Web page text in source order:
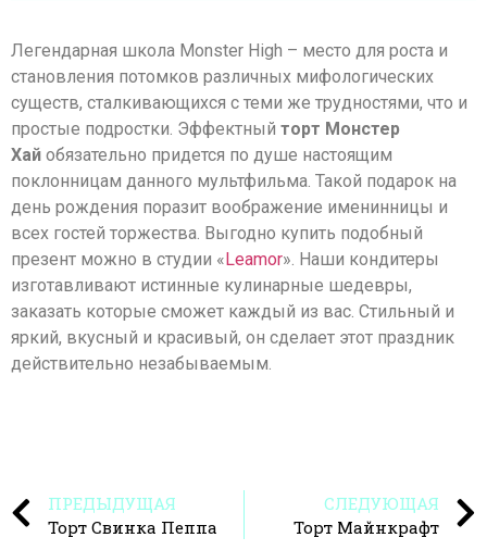
Легендарная школа Monster High – место для роста и
становления потомков различных мифологических
существ, сталкивающихся с теми же трудностями, что и
простые подростки. Эффектный торт Монстер
Хай обязательно придется по душе настоящим
поклонницам данного мультфильма. Такой подарок на
день рождения поразит воображение именинницы и
всех гостей торжества. Выгодно купить подобный
презент можно в студии «Leamor». Наши кондитеры
изготавливают истинные кулинарные шедевры,
заказать которые сможет каждый из вас. Стильный и
яркий, вкусный и красивый, он сделает этот праздник
действительно незабываемым.
ПРЕДЫДУЩАЯ
Торт Свинка Пеппа
СЛЕДУЮЩАЯ
Торт Майнкрафт